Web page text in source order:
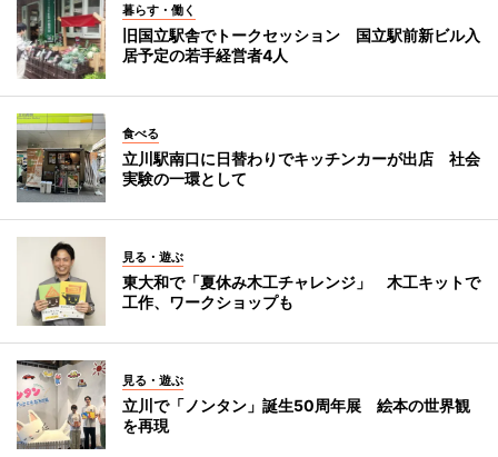
暮らす・働く
旧国立駅舎でトークセッション 国立駅前新ビル入
居予定の若手経営者4人
食べる
立川駅南口に日替わりでキッチンカーが出店 社会
実験の一環として
見る・遊ぶ
東大和で「夏休み木工チャレンジ」 木工キットで
工作、ワークショップも
見る・遊ぶ
立川で「ノンタン」誕生50周年展 絵本の世界観
を再現